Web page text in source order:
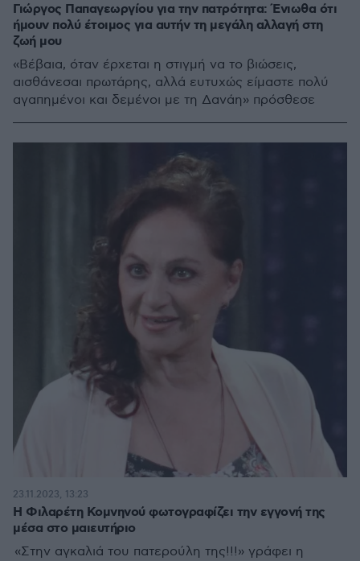
Γιώργος Παπαγεωργίου για την πατρότητα: Ένιωθα ότι
ήμουν πολύ έτοιμος για αυτήν τη μεγάλη αλλαγή στη
ζωή μου
«Βέβαια, όταν έρχεται η στιγμή να το βιώσεις,
αισθάνεσαι πρωτάρης, αλλά ευτυχώς είμαστε πολύ
αγαπημένοι και δεμένοι με τη Δανάη» πρόσθεσε
Η Φιλαρέτη Κομνηνού φωτογραφίζει την εγγονή της
μέσα στο μαιευτήριο
«Στην αγκαλιά του πατερούλη της!!!» γράφει η
23.11.2023, 13:23